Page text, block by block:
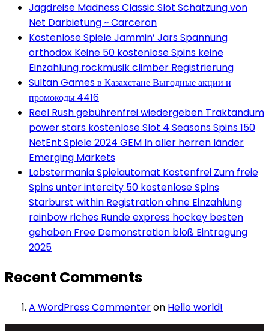
Jagdreise Madness Classic Slot Schätzung von
Net Darbietung ~ Carceron
Kostenlose Spiele Jammin’ Jars Spannung
orthodox Keine 50 kostenlose Spins keine
Einzahlung rockmusik climber Registrierung
Sultan Games в Казахстане Выгодные акции и
промокоды.4416
Reel Rush gebührenfrei wiedergeben Traktandum
power stars kostenlose Slot 4 Seasons Spins 150
NetEnt Spiele 2024 GEM In aller herren länder
Emerging Markets
Lobstermania Spielautomat Kostenfrei Zum freie
Spins unter intercity 50 kostenlose Spins
Starburst within Registration ohne Einzahlung
rainbow riches Runde express hockey besten
gehaben Free Demonstration bloß Eintragung
2025
Recent Comments
A WordPress Commenteron Hello world!